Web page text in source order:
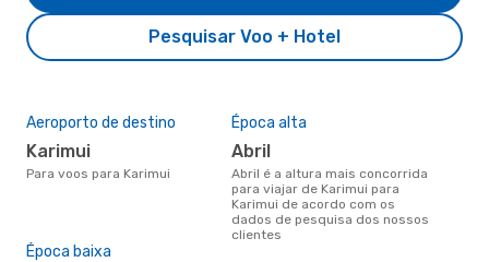
Pesquisar Voo + Hotel
Aeroporto de destino
Karimui
Para voos para Karimui
Época alta
abril
abril é a altura mais concorrida
para viajar de Karimui para
Karimui de acordo com os
dados de pesquisa dos nossos
clientes
Época baixa